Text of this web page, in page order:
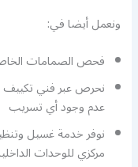
ونعمل أيضا في:
فحص الصمامات الخاصة
نحرص عبر فني تكييف
عدم وجود أي تسريب
نوفر خدمة غسيل
مركزي للوحدات